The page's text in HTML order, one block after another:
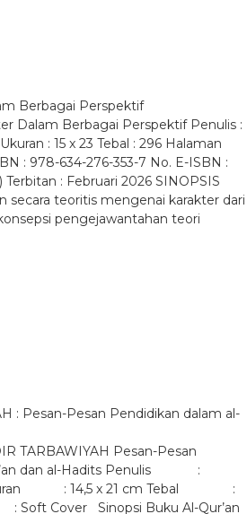
Berbagai Perspektif
Dalam Berbagai Perspektif Penulis :
: 15 x 23 Tebal : 296 Halaman
: 978-634-276-353-7 No. E-ISBN :
: Februari 2026 SINOPSIS
secara teoritis mengenai karakter dari
pengejawantahan teori
: Pesan-Pesan Pendidikan dalam al-
Pesan-Pesan
dan al-Hadits Penulis :
Ukuran : 14,5 x 21 cm Tebal :
Cover Sinopsi Buku Al-Qur’an